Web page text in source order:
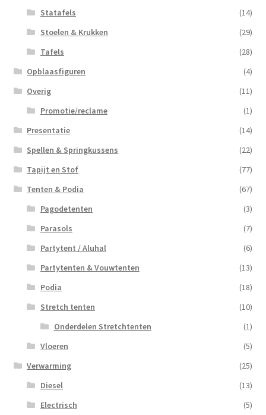
Statafels
(14)
Stoelen & Krukken
(29)
Tafels
(28)
Opblaasfiguren
(4)
Overig
(11)
Promotie/reclame
(1)
Presentatie
(14)
Spellen & Springkussens
(22)
Tapijt en Stof
(77)
Tenten & Podia
(67)
Pagodetenten
(3)
Parasols
(7)
Partytent / Aluhal
(6)
Partytenten & Vouwtenten
(13)
Podia
(18)
Stretch tenten
(10)
Onderdelen Stretchtenten
(1)
Vloeren
(5)
Verwarming
(25)
Diesel
(13)
Electrisch
(5)